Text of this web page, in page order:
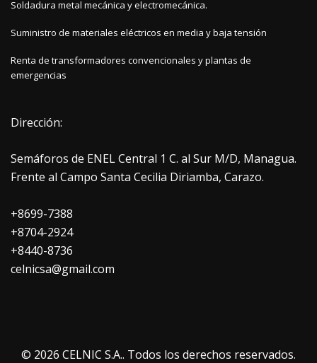
Soldadura metal mecánica y electromecánica.
Suministro de materiales eléctricos en media y baja tensión
Renta de transformadores convencionales y plantas de
emergencias
Dirección:
Semáforos de ENEL Central 1 C. al Sur M/D, Managua.
Frente al Campo Santa Cecilia Diriamba, Carazo.
+8699-7388
+8704-2924
+8440-8736
celnicsa@gmail.com
© 2026 CELNIC S.A.. Todos los derechos reservados.